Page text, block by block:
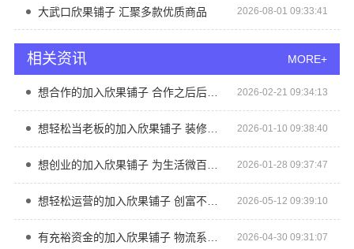
大武口欣果铺子 汇聚多款优质商品 2026-08-01 09:33:41
相关资讯 MORE+
想合作的加入欣果铺子 合作之后后顾无忧 2026-02-21 09:34:13
想轻松当老板的加入欣果铺子 装修补贴以及租金补贴 2026-01-10 09:38:40
想创业的加入欣果铺子 为生活微百货盈利做加法 2026-01-28 09:37:47
想轻松运营的加入欣果铺子 创富不设限 2026-05-12 09:39:10
2026-04-30 09:31:07